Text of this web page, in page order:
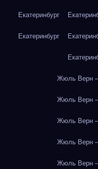
Екатеринбург
Екатеринбург
Жюль Верн
Жюль Верн
Жюль Верн
Жюль Верн
Жюль Верн